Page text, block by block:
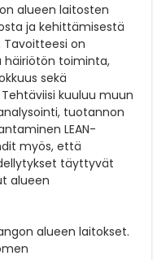
alueen laitosten
ja kehittämisestä
Tavoitteesi on
häiriötön toiminta,
sekä
kuuluu muun
tuotannon
LEAN-
myös, että
täyttyvät
alueen
alueen laitokset.